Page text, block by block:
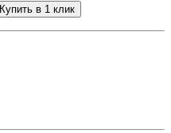
Купить в 1 клик